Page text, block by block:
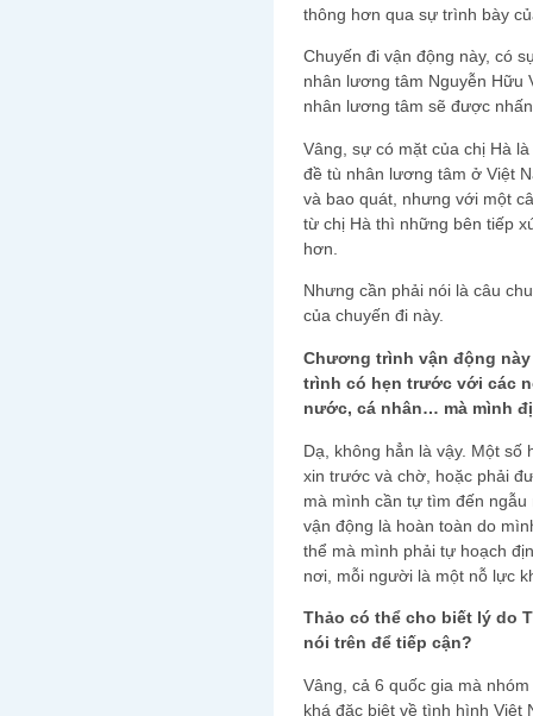
thông hơn qua sự trình bày
Chuyến đi vận động này, có
nhân lương tâm Nguyễn Hữu
nhân lương tâm sẽ được
Vâng, sự có mặt của chị Hà
đề tù nhân lương tâm ở Việt
và bao quát, nhưng với một
từ chị Hà thì những bên tiếp
hơn.
Nhưng cần phải nói là câu
của chuyến đi này.
Chương trình vận động
trình có hẹn trước với các
nước, cá nhân… mà mình
Dạ, không hẳn là vậy. Một số
xin trước và chờ, hoặc phải
mà mình cần tự tìm đến
vận động là hoàn toàn do
thể mà mình phải tự hoạch
nơi, mỗi người là một nỗ lực
Thảo có thể cho biết lý do
nói trên để tiếp cận?
Vâng, cả 6 quốc gia mà
khá đặc biệt về tình hình Việt